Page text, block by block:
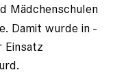
Mädchenschulen
Damit wurde in
Einsatz